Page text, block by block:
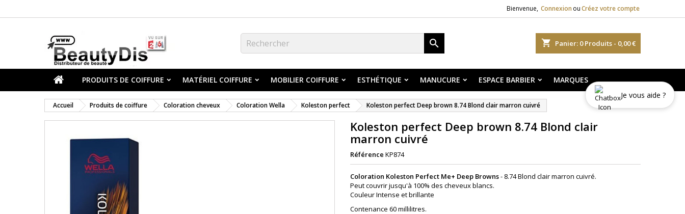
Bienvenue, Connexion ouCréez votre compte
shopping_cart Panier: 0Produits - 0,00 €

PRODUITS DE COIFFURE MATÉRIEL COIFFURE MOBILIER COIFFURE ESTHÉTIQUE MANUCURE ESPACE BARBIER MARQUES
Accueil Produits de coiffure Coloration cheveux Coloration Wella Koleston perfect Koleston perfect Deep brown 8.74 Blond clair marron cuivré
Koleston perfect Deep brown 8.74 Blond clair
marron cuivré
Référence KP874
Coloration Koleston Perfect Me+ Deep Browns- 8.74 Blond clair marron cuivré.
Peut couvrir jusqu'à 100% des cheveux blancs.
Couleur Intense et brillante
Contenance 60 millilitres.
Je vous aide ?